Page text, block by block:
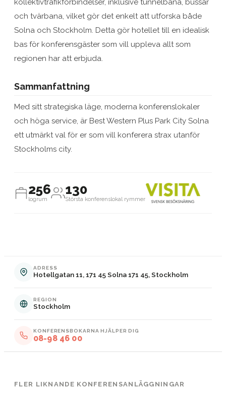
kollektivtrafikförbindelser, inklusive tunnelbana, bussar
och tvärbana, vilket gör det enkelt att utforska både
Solna och Stockholm. Detta gör hotellet till en idealisk
bas för konferensgäster som vill uppleva allt som
regionen har att erbjuda.
Sammanfattning
Med sitt strategiska läge, moderna konferenslokaler
och höga service, är Best Western Plus Park City Solna
ett utmärkt val för er som vill konferera strax utanför
Stockholms city.
256
logrum
130
Största konferenslokal rymmer
ADRESS
Hotellgatan 11, 171 45 Solna 171 45, Stockholm
REGION
Stockholm
KONFERENSBOKARNA HJÄLPER DIG
08-98 46 00
FLER LIKNANDE KONFERENSANLÄGGNINGAR